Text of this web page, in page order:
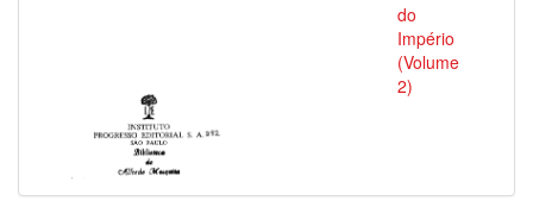
do
Império
(Volume
2)